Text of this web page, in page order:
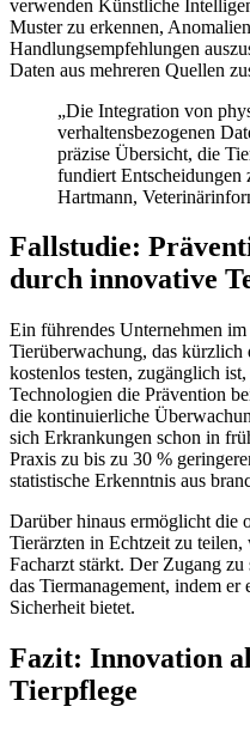
verwenden Künstliche
Muster zu erkennen,
Handlungsempfehlungen
Daten aus mehreren Quellen
„Die Integration von
verhaltensbezogenen
präzise Übersicht, die
fundiert Entscheidungen
Hartmann,
Fallstudie:
durch innovative
Ein führendes Unternehmen
Tierüberwachung, das
kostenlos testen, zugänglich
Technologien die Prävention
die kontinuierliche
sich Erkrankungen schon in
Praxis zu bis zu 30 %
statistische Erkenntnis aus
Darüber hinaus ermöglicht die
Tierärzten in Echtzeit zu
Facharzt stärkt. Der Zugang
das Tiermanagement, indem
Sicherheit bietet.
Fazit: Innovation
Tierpflege